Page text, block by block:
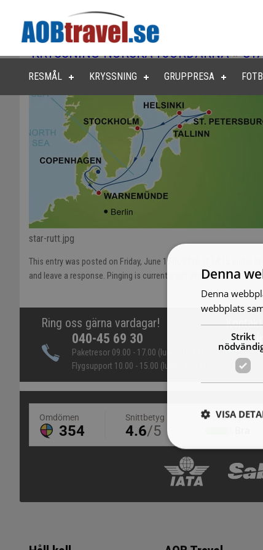
RESMÅL KRYSSNING GRUPPRESA
KRYSSNING NORSKA FJORDARNA»
star-rutt.jpg
This entry was posted on Friday, June 17th, 2016 at 14:15 and is
and leave a response. Pinging is currently not allowed.
Ring oss gärna vardagar!
040-45 69 30
Paketresor 09.00 - 17.00 (lunch 12-13)
Flygsupport 10.00 - 15.00 (lunch 12-13)
Denna
Denna
webbplats
Strikt
VISA